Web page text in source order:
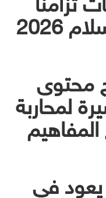
2026
محتوى
لمحاربة
في